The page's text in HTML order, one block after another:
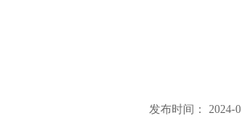
发布时间： 2024-